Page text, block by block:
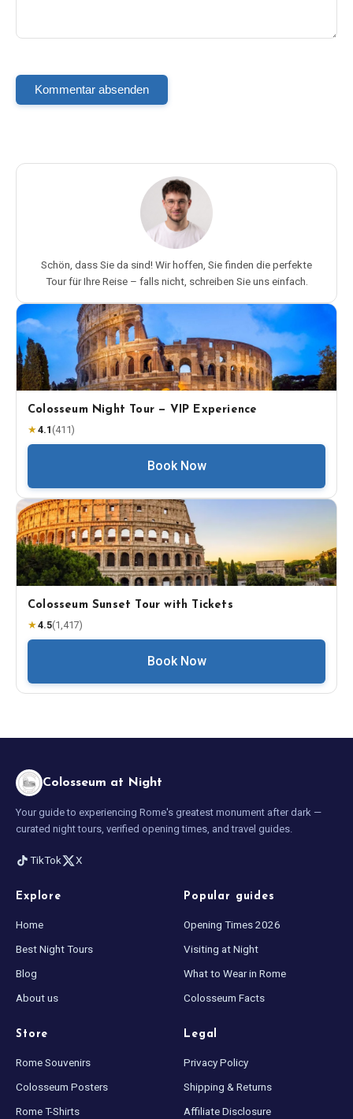
Kommentar absenden
Schön, dass Sie da sind! Wir hoffen, Sie finden die perfekte
Tour für Ihre Reise – falls nicht, schreiben Sie uns einfach.
Colosseum Night Tour — VIP Experience
★4.1 (411)
Book Now
Colosseum Sunset Tour with Tickets
★4.5(1,417)
Book Now
Colosseum at Night
Your guide to experiencing Rome's greatest monument after dark —
curated night tours, verified opening times, and travel guides.
TikTok X
Explore
Home
Best Night Tours
Blog
About us
Popular guides
Opening Times 2026
Visiting at Night
What to Wear in Rome
Colosseum Facts
Store
Rome Souvenirs
Colosseum Posters
Rome T-Shirts
Legal
Privacy Policy
Shipping & Returns
Affiliate Disclosure